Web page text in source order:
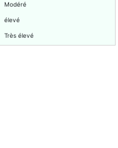
Modéré
élevé
Très élevé